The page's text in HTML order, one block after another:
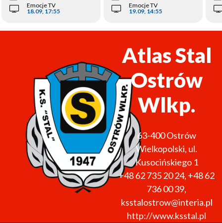
Emocje TV
18.09, 17:55
Emocje TV
19.09, 14:55
Atlas Stal
Ostrów
Wlkp.
63-400 Ostrów
Wielkopolski, ul.
Kusocińskiego 1
+48 62 735 20 24, +48 62
736 00 39,
ksstalostrow@interia.pl
http://www.ksstal.pl